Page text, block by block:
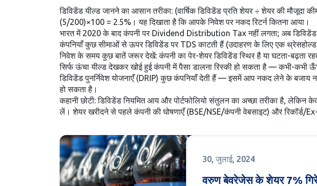
डिविडेंड यील्ड जानने का आसान तरीका: (वार्षिक डिविडेंड प्रति शेयर ÷ शेयर की
(5/200)×100 = 2.5%। यह दिखाता है कि आपके निवेश पर नकद रिटर्न कितना आया।
भारत में 2020 के बाद कंपनी पर Dividend Distribution Tax नहीं लगता; अब
कंपनियाँ कुछ सीमाओं से ऊपर डिविडेंड पर TDS काटती हैं (उदाहरण के लिए एक
निवेश के समय कुछ बातें जरूर देखें: कंपनी का पेर-शेयर डिविडेंड स्थिर है या घटता-बढ़ता
सिर्फ ऊंचा यील्ड देखकर खोई हुई कंपनी में पैसा डालना रिस्की हो सकता है — कभी-कभी
डिविडेंड पुनर्निवेश योजनाएँ (DRIP) कुछ कंपनियाँ देती हैं — इसमें आप नकद लेने के
हो सकता है।
कहानी छोटी: डिविडेंड नियमित आय और पोर्टफोलियो संतुलन का अच्छा तरीका है,
लें। शेयर खरीदने से पहले कंपनी की घोषणाएँ (BSE/NSE/कंपनी वेबसाइट) और रिकॉर्ड/
30, जुलाई, 2024
वरुण बेवरेजेस के शेयर 7%